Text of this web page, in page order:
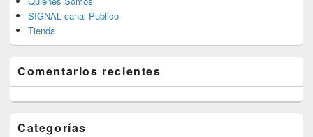
SIGNAL canal Publico
Tienda
Comentarios recientes
Categorías